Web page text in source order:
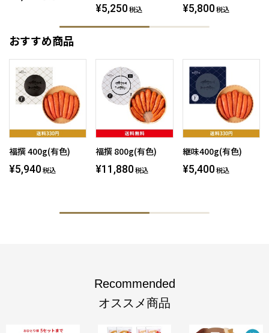
¥5,250 税込 ¥5,800 税込
おすすめ商品
福撰 400g(有色)
¥5,940 税込
福撰 800g(有色)
¥11,880 税込
継味400g(有色)
¥5,400 税込
Recommended
オススメ商品